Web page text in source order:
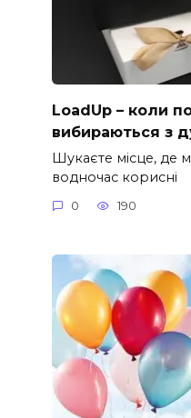
LoadUp – коли
вибираються з
Шукаєте місце, де
водночас корисні
0 190